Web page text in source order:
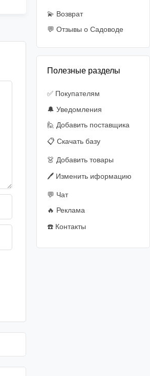
💫 Возврат
💬 Отзывы о Садоводе
Полезные разделы
✅ Покупателям
🔔 Уведомления
🙋‍️ Добавить поставщика
📋 Скачать базу
👗 Добавить товары
🖊️ Изменить иформацию
💬 Чат
🔥 Реклама
☎️ Контакты